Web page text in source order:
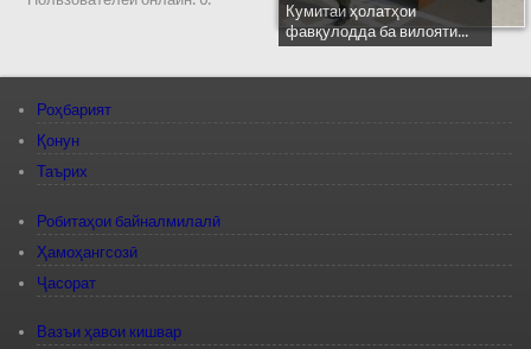
Кумитаи ҳолатҳои
фавқулодда ба вилояти...
Роҳбарият
Қонун
Таърих
Робитаҳои байналмилалӣ
Ҳамоҳангсозӣ
Ҷасорат
Вазъи ҳавои кишвар